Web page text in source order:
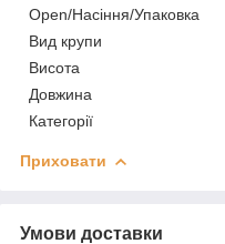
Open/Насіння/Упаковка
Вид крупи
Висота
Довжина
Категорії
Приховати
Умови доставки